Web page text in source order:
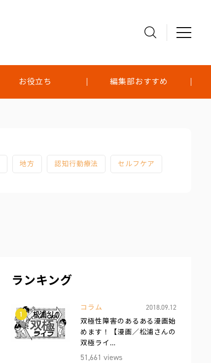
お役立ち 編集部おすすめ
地方 認知行動療法 セルフケア
ランキング
1
コラム
2018.09.12
双極性障害のあるある漫画始
めます！【漫画／松浦さんの
双極ライ…
51,661 views